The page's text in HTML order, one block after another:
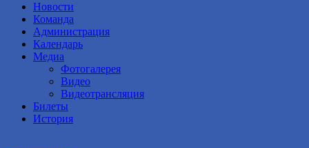
Новости
Команда
Администрация
Календарь
Медиа
Фотогалерея
Видео
Видеотрансляция
Билеты
История